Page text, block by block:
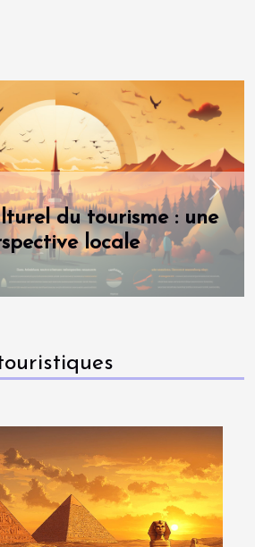
du tourisme : une
locale
Next